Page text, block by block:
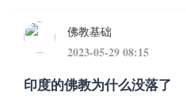
佛教基础
2023-05-29 08:15
印度的佛教为什么没落了